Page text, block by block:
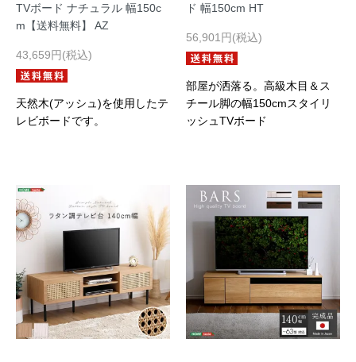
TVボード ナチュラル 幅150c
m【送料無料】 AZ
43,659円(税込)
天然木(アッシュ)を使用したテ
レビボードです。
ド 幅150cm HT
56,901円(税込)
部屋が洒落る。高級木目＆ス
チール脚の幅150cmスタイリ
ッシュTVボード